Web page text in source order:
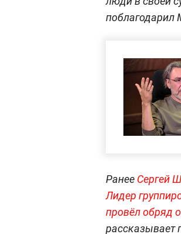
поблагодарил
Ранее Сергей
Лидер
провёл обряд
рассказывает